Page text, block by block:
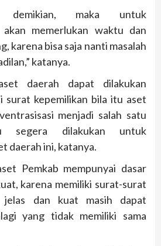
demikian, maka untuk
akan memerlukan waktu dan
karena bisa saja nanti masalah
katanya.
daerah dapat dilakukan
surat kepemilikan bila itu aset
menjadi salah satu
segera dilakukan untuk
daerah ini, katanya.
Pemkab mempunyai dasar
karena memiliki surat-surat
jelas dan kuat masih dapat
yang tidak memiliki sama